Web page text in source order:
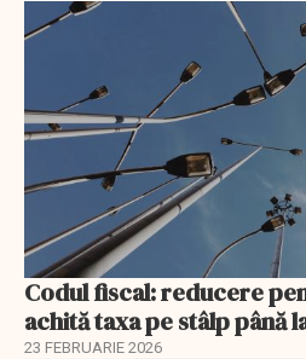
Codul fiscal: reducere
achită taxa pe stâlp până
23 FEBRUARIE 2026